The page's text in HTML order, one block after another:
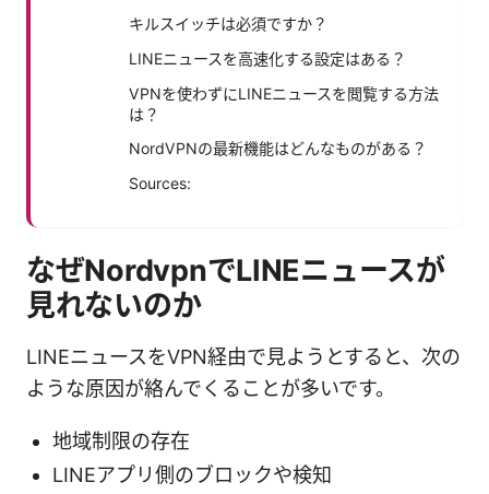
キルスイッチは必須ですか？
LINEニュースを高速化する設定はある？
VPNを使わずにLINEニュースを閲覧する方法
は？
NordVPNの最新機能はどんなものがある？
Sources:
なぜNordvpnでLINEニュースが
見れないのか
LINEニュースをVPN経由で見ようとすると、次の
ような原因が絡んでくることが多いです。
地域制限の存在
LINEアプリ側のブロックや検知